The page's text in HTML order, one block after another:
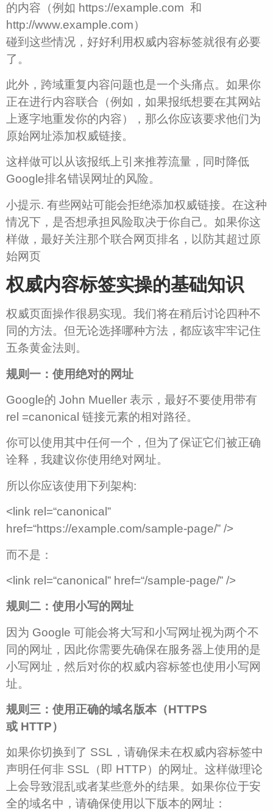
的内容（例如 https://example.com 和
http://www.example.com）
碰到这些情况，好好利用权威内容标签就很有必要
了。
此外，跨域重复内容问题也是一个头痛点。如果你
正在进行内容联合（例如，如果报纸想要在其网站
上逐字地重发你的内容），那么你应该要求他们为
原始网址添加权威链接。
这样做可以从该报纸上引来推荐流量，同时降低
Google排名错误网址的风险。
小提示. 有些网站可能会拒绝添加权威链接。在这种
情况下，是否想承担风险取决于你自己。如果你这
样做，最好关注那个联合网页排名，以防其超过原
始网页
权威内容标签实操的基础知识
权威页面操作很易实现。我们将在稍后讨论四种不
同的方法。但无论选择哪种方法，都应该牢牢记住
五条黄金法则。
规则一：使用绝对的网址
Google的 John Mueller 表示，最好不要使用带有
rel =canonical 链接元素的相对路径。
你可以使用其中任何一个，但为了保证它们被正确
诠释，我建议你使用绝对网址。
所以你应该使用下列架构:
<link rel=“canonical”
href=“https://example.com/sample-page/” />
而不是：
<link rel=“canonical” href=“/sample-page/” />
规则二：使用小写的网址
因为 Google 可能会将大写和小写网址视为两个不
同的网址，因此你需要先确保在服务器上使用的是
小写网址，然后对你的权威内容标签也使用小写网
址。
规则三：使用正确的域名版本（HTTPS
或 HTTP）
如果你切换到了 SSL，请确保未在权威内容标签中
声明任何非 SSL（即 HTTP）的网址。这样做理论
上会导致混乱或者某些意外的结果。如果你位于安
全的域名中，请确保使用以下版本的网址：